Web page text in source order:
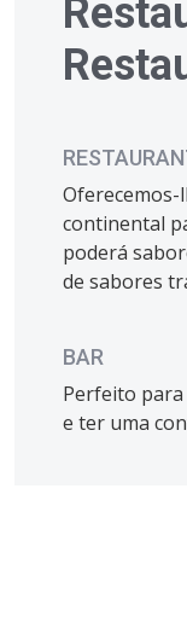
continental
poderá
de sabores
BAR
Perfeito
e ter uma